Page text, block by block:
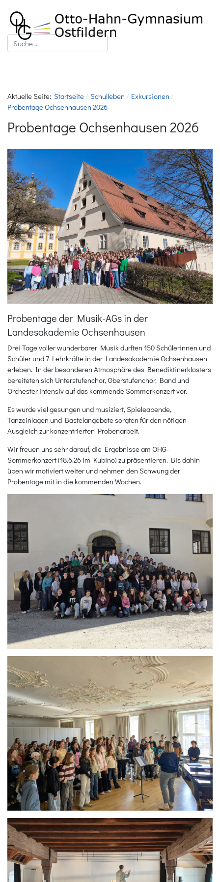
Suchen
Aktuelle Seite: Startseite Schulleben
Exkursionen
Probentage Ochsenhausen 2026
Probentage Ochsenhausen 2026
Probentage der Musik-AGs in der
Landesakademie Ochsenhausen
Drei Tage voller wunderbarer Musik durften 150 Schülerinnen und
Schüler und 7 Lehrkräfte in der Landesakademie Ochsenhausen
erleben. In der besonderen Atmosphäre des Benediktinerklosters
bereiteten sich Unterstufenchor, Oberstufenchor, Band und
Orchester intensiv auf das kommende Sommerkonzert vor.
Es wurde viel gesungen und musiziert, Spieleabende,
Tanzeinlagen und Bastelangebote sorgten für den nötigen
Ausgleich zur konzentrierten Probenarbeit.
Wir freuen uns sehr darauf, die Ergebnisse am OHG-
Sommerkonzert (18.6.26 im Kubino) zu präsentieren. Bis dahin
üben wir motiviert weiter und nehmen den Schwung der
Probentage mit in die kommenden Wochen.